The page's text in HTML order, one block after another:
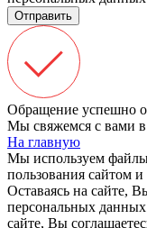
Отправить
Обращение успешно
Мы свяжемся с вами
На главную
Мы используем файлы
пользования сайтом
Оставаясь на сайте,
персональных
сайте, Вы